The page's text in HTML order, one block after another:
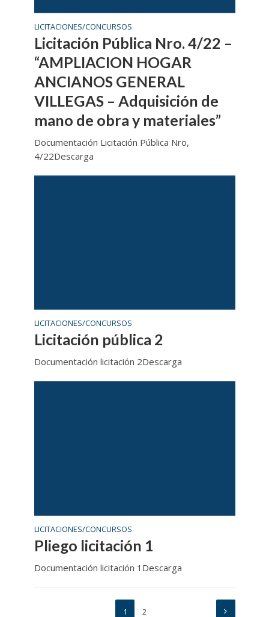
LICITACIONES/CONCURSOS
Licitación Pública Nro. 4/22 –
“AMPLIACION HOGAR
ANCIANOS GENERAL
VILLEGAS – Adquisición de
mano de obra y materiales”
Documentación Licitación Pública Nro,
4/22Descarga
LICITACIONES/CONCURSOS
Licitación pública 2
Documentación licitación 2Descarga
LICITACIONES/CONCURSOS
Pliego licitación 1
Documentación licitación 1Descarga
1 2